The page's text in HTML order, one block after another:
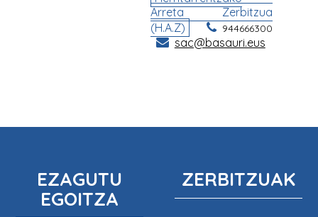
EZAGUTU
EGOITZA
ZERBITZUAK